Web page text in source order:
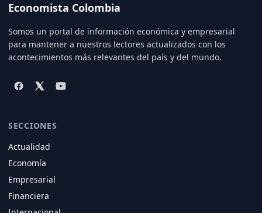
Economista Colombia
Somos un portal de información económica y empresarial
para mantener a nuestros lectores actualizados con los
acontecimientos más relevantes del país y del mundo.
SECCIONES
Actualidad
Economía
Empresarial
Financiera